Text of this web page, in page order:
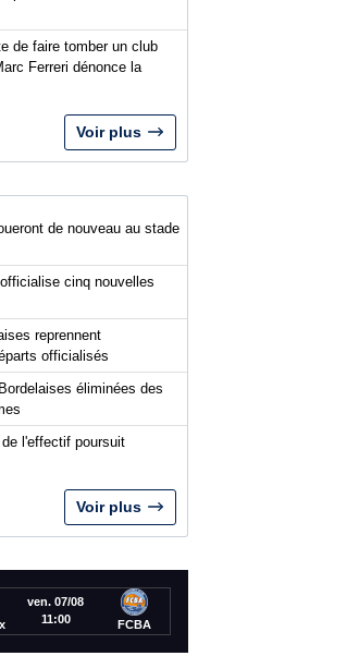
de faire tomber un club
Ferreri dénonce la
Voir plus
de nouveau au stade
cinq nouvelles
reprennent
officialisés
éliminées des
l'effectif poursuit
Voir plus
ven. 07/08
11:00
FCBA